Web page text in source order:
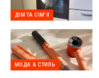
ДІМ ТА СІМ'Я
МОДА & СТИЛЬ